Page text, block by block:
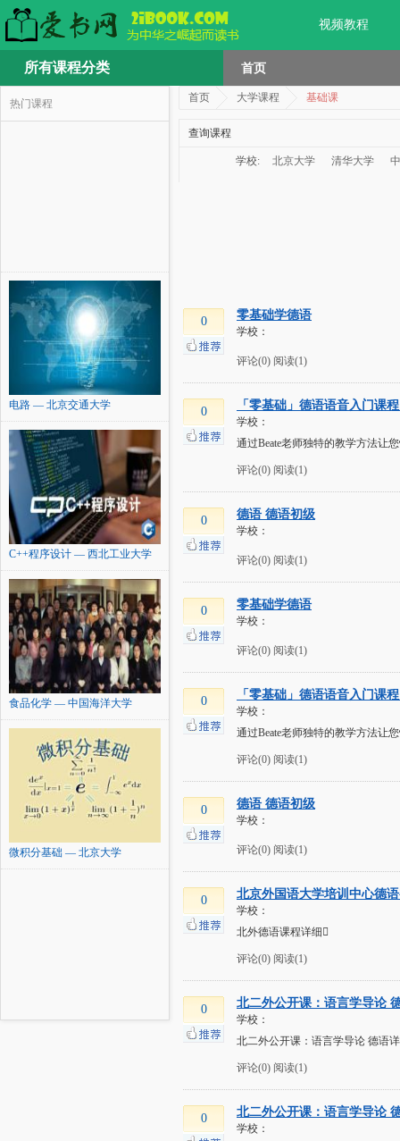
视频教程
所有课程分类 首页
热门课程
电路 — 北京交通大学
C++程序设计 — 西北工业大学
食品化学 — 中国海洋大学
微积分基础 — 北京大学
首页 大学课程 基础课
查询课程
学校: 北京大学 清华大学
0 零基础学德语
学校：
评论(0) 阅读(1)
0 「零基础」德语语音入门课
学校：
通过Beate老师独特的教学方法让
评论(0) 阅读(1)
0 德语 德语初级
学校：
评论(0) 阅读(1)
0 零基础学德语
学校：
评论(0) 阅读(1)
0 「零基础」德语语音入门课
学校：
通过Beate老师独特的教学方法让
评论(0) 阅读(1)
0 德语 德语初级
学校：
评论(0) 阅读(1)
0 北京外国语大学培训中心德
学校：
北外德语课程详细
评论(0) 阅读(1)
0 北二外公开课：语言学导论
学校：
北二外公开课：语言学导论 德语
评论(0) 阅读(1)
0 北二外公开课：语言学导论
学校：